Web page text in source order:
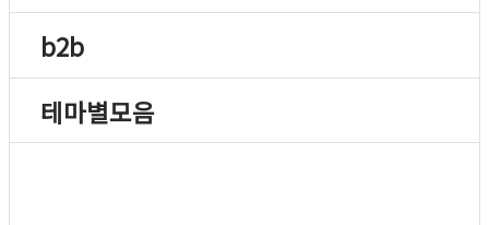
b2b
테마별모음